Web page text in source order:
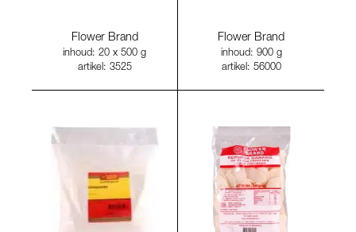
Flower Brand
inhoud: 20 x 500 g
artikel: 3525
Flower Brand
inhoud: 900 g
artikel: 56000